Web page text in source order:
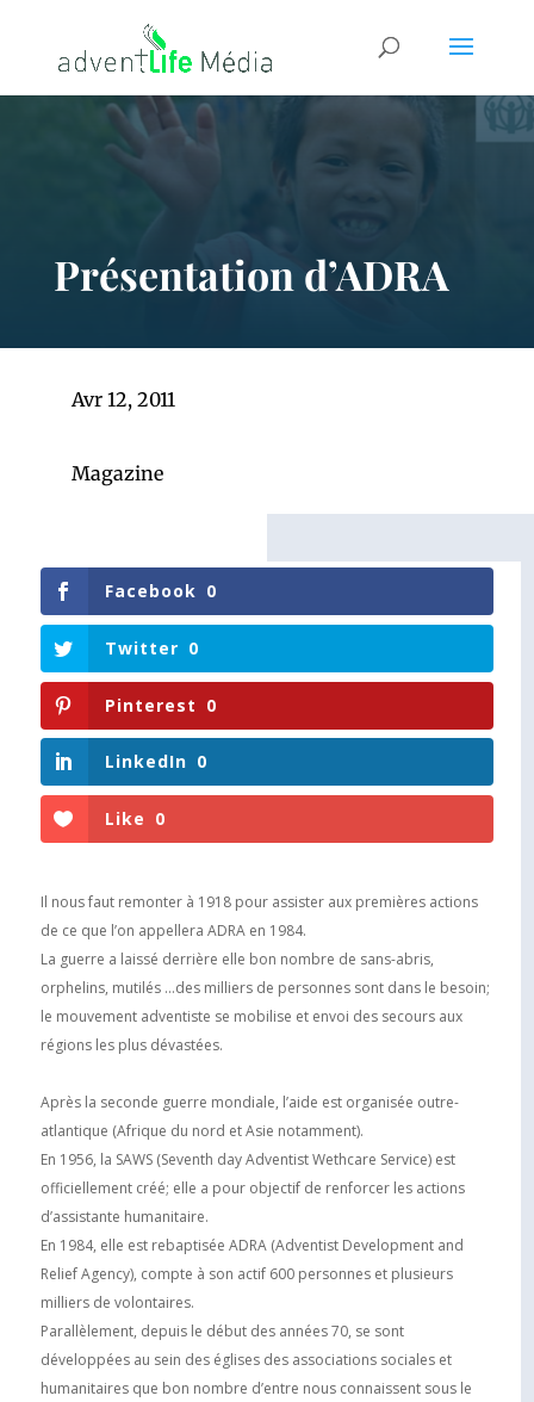
Présentation d’ADRA
Avr 12, 2011
Magazine
Facebook 0
Twitter 0
Pinterest 0
LinkedIn 0
Like 0
Il nous faut remonter à 1918 pour assister aux premières actions
de ce que l’on appellera ADRA en 1984.
La guerre a laissé derrière elle bon nombre de sans-abris,
orphelins, mutilés …des milliers de personnes sont dans le besoin;
le mouvement adventiste se mobilise et envoi des secours aux
régions les plus dévastées.
Après la seconde guerre mondiale, l’aide est organisée outre-
atlantique (Afrique du nord et Asie notamment).
En 1956, la SAWS (Seventh day Adventist Wethcare Service) est
officiellement créé; elle a pour objectif de renforcer les actions
d’assistante humanitaire.
En 1984, elle est rebaptisée ADRA (Adventist Development and
Relief Agency), compte à son actif 600 personnes et plusieurs
milliers de volontaires.
Parallèlement, depuis le début des années 70, se sont
développées au sein des églises des associations sociales et
humanitaires que bon nombre d’entre nous connaissent sous le